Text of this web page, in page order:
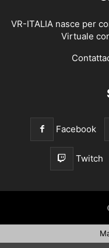
VR-ITALIA nasce per
Virtuale
Facebook
Twitch